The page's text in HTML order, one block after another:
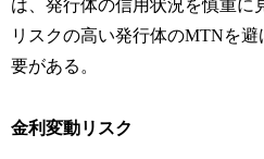
は、発行体の信用状況を慎重に
リスクの高い発行体のMTNを避
要がある。
金利変動リスク